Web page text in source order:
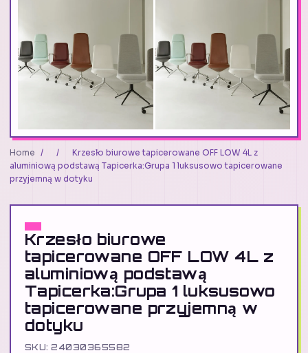
Home / /
Krzesło biurowe tapicerowane OFF LOW 4L z
aluminiową podstawą Tapicerka:Grupa 1 luksusowo tapicerowane
przyjemną w dotyku
Krzesło biurowe
tapicerowane OFF LOW 4L z
aluminiową podstawą
Tapicerka:Grupa 1 luksusowo
tapicerowane przyjemną w
dotyku
SKU: 24030365582